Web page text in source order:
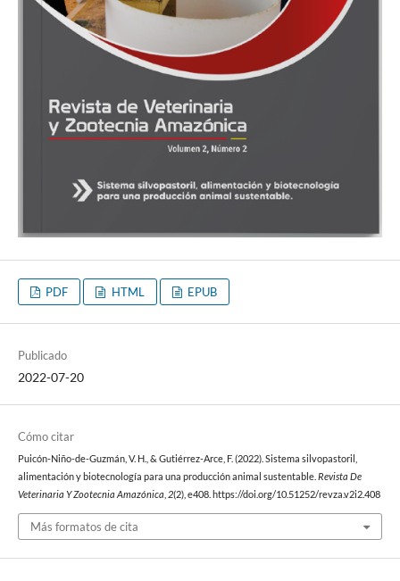
PDF HTML EPUB
Publicado
2022-07-20
Cómo citar
Puicón-Niño-de-Guzmán, V. H., & Gutiérrez-Arce, F. (2022). Sistema silvopastoril,
alimentación y biotecnología para una producción animal sustentable. Revista De
Veterinaria Y Zootecnia Amazónica 2(2), e408. https://doi.org/10.51252/revza.v2i2.408
Más formatos de cita